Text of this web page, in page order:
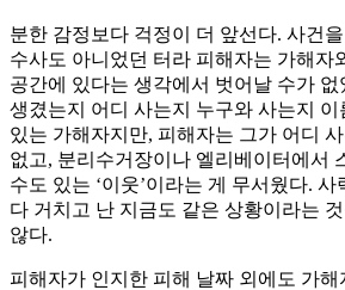
분한 감정보다 걱정이 더 앞선다. 사건
수사도 아니었던 터라 피해자는 가해자
공간에 있다는 생각에서 벗어날 수가 없
생겼는지 어디 사는지 누구와 사는지 이
있는 가해자지만, 피해자는 그가 어디
없고, 분리수거장이나 엘리베이터에서
수도 있는 ‘이웃’이라는 게 무서웠다.
다 거치고 난 지금도 같은 상황이라는
않다.
피해자가 인지한 피해 날짜 외에도 가